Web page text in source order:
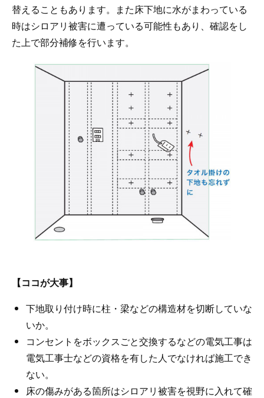
替えることもあります。また床下地に水がまわっている
時はシロアリ被害に遭っている可能性もあり、確認をし
た上で部分補修を行います。
【ココが大事】
下地取り付け時に柱・梁などの構造材を切断していな
いか。
コンセントをボックスごと交換するなどの電気工事は
電気工事士などの資格を有した人でなければ施工でき
ない。
床の傷みがある箇所はシロアリ被害を視野に入れて確